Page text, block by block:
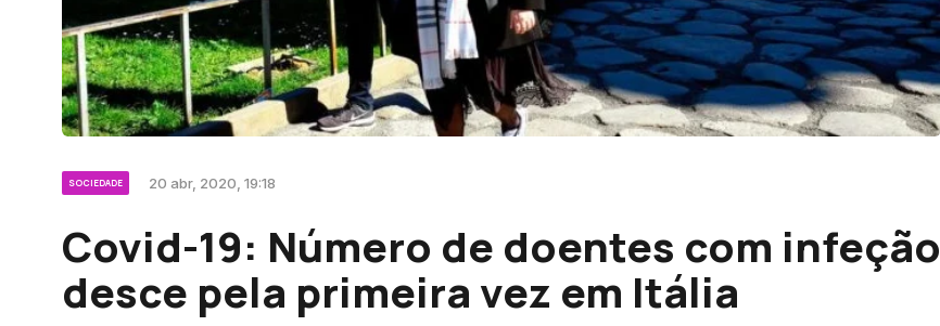
SOCIEDADE 20 abr, 2020, 19:18
Covid-19: Número de doentes com infeção
desce pela primeira vez em Itália